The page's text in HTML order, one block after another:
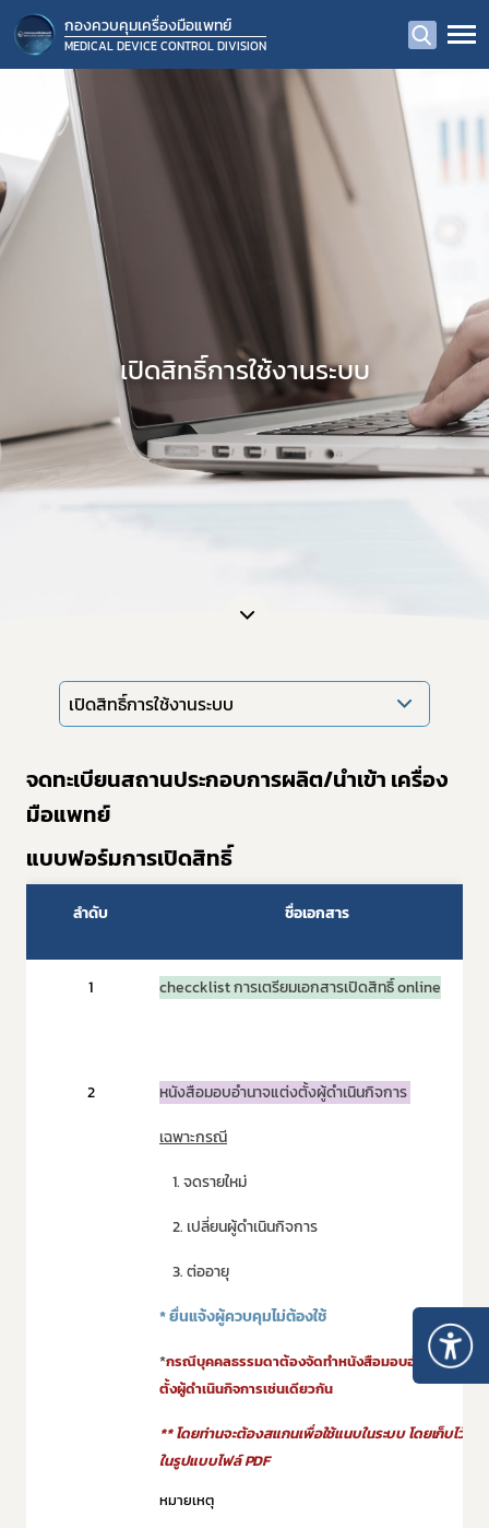
กองควบคุมเครื่องมือแพทย์
MEDICAL DEVICE CONTROL DIVISION
เปิดสิทธิ์การใช้งานระบบ
เปิดสิทธิ์การใช้งานระบบ
จดทะเบียนสถานประกอบการผลิต/นำเข้า เครื่อง
มือแพทย์
แบบฟอร์มการเปิดสิทธิ์
ลำดับ ชื่อเอกสาร
1 checcklist การเตรียมเอกสารเปิดสิทธิ์ online
2
หนังสือมอบอำนาจแต่งตั้งผู้ดำเนินกิจการ
เฉพาะกรณี
1. จดรายใหม่
2. เปลี่ยนผู้ดำเนินกิจการ
3. ต่ออายุ
* ยื่นแจ้งผู้ควบคุมไม่ต้องใช้
*กรณีบุคคลธรรมดาต้องจัดทำหนังสือมอบอำนาจแต่ง
ตั้งผู้ดำเนินกิจการเช่นเดียวกัน
** โดยท่านจะต้องสแกนเพื่อใช้แนบในระบบ โดยเก็บไว้
ในรูปแบบไฟล์PDF
หมายเหตุ